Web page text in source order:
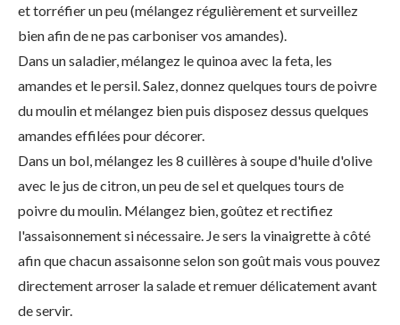
et torréfier un peu (mélangez régulièrement et surveillez
bien afin de ne pas carboniser vos amandes).
Dans un saladier, mélangez le quinoa avec la feta, les
amandes et le persil. Salez, donnez quelques tours de poivre
du moulin et mélangez bien puis disposez dessus quelques
amandes effilées pour décorer.
Dans un bol, mélangez les 8 cuillères à soupe d'huile d'olive
avec le jus de citron, un peu de sel et quelques tours de
poivre du moulin. Mélangez bien, goûtez et rectifiez
l'assaisonnement si nécessaire. Je sers la vinaigrette à côté
afin que chacun assaisonne selon son goût mais vous pouvez
directement arroser la salade et remuer délicatement avant
de servir.